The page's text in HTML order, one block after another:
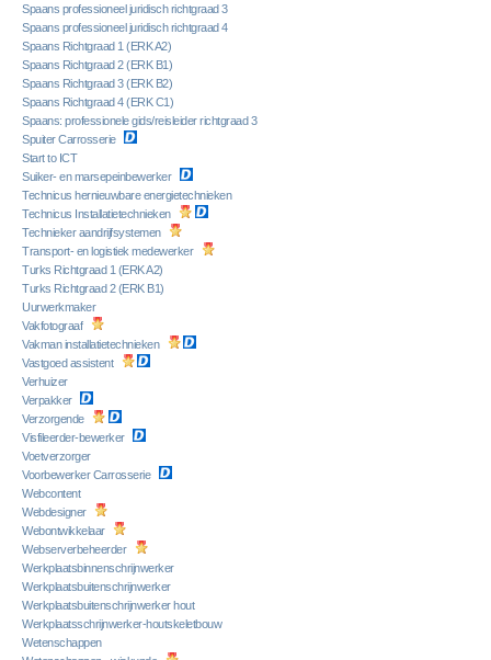
Spaans professioneel juridisch richtgraad 3
Spaans professioneel juridisch richtgraad 4
Spaans Richtgraad 1 (ERK A2)
Spaans Richtgraad 2 (ERK B1)
Spaans Richtgraad 3 (ERK B2)
Spaans Richtgraad 4 (ERK C1)
Spaans: professionele gids/reisleider richtgraad 3
Spuiter Carrosserie
Start to ICT
Suiker- en marsepeinbewerker
Technicus hernieuwbare energietechnieken
Technicus Installatietechnieken
Technieker aandrijfsystemen
Transport- en logistiek medewerker
Turks Richtgraad 1 (ERK A2)
Turks Richtgraad 2 (ERK B1)
Uurwerkmaker
Vakfotograaf
Vakman installatietechnieken
Vastgoed assistent
Verhuizer
Verpakker
Verzorgende
Visfileerder-bewerker
Voetverzorger
Voorbewerker Carrosserie
Webcontent
Webdesigner
Webontwikkelaar
Webserverbeheerder
Werkplaatsbinnenschrijnwerker
Werkplaatsbuitenschrijnwerker
Werkplaatsbuitenschrijnwerker hout
Werkplaatsschrijnwerker-houtskeletbouw
Wetenschappen